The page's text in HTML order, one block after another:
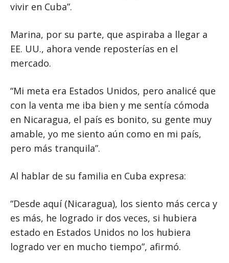
vivir en Cuba”.
Marina, por su parte, que aspiraba a llegar a
EE. UU., ahora vende reposterías en el
mercado.
“Mi meta era Estados Unidos, pero analicé que
con la venta me iba bien y me sentía cómoda
en Nicaragua, el país es bonito, su gente muy
amable, yo me siento aún como en mi país,
pero más tranquila”.
Al hablar de su familia en Cuba expresa:
“Desde aquí (Nicaragua), los siento más cerca y
es más, he logrado ir dos veces, si hubiera
estado en Estados Unidos no los hubiera
logrado ver en mucho tiempo”, afirmó.